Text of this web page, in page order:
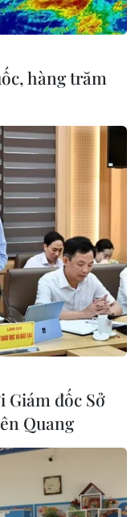
Độ xúc tiến
phát triển mạnh
nghiệp Ấn Độ đã
hợp tác kinh
hàng trăm
Giám đốc Sở
Quang